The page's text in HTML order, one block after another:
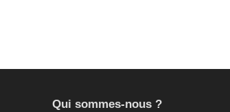
Qui sommes-nous ?